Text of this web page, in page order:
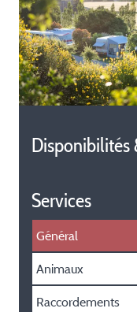
Disponibilités
Services
Général
Animaux
Raccordements